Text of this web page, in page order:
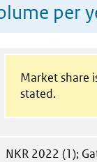
per
Market share
stated.
NKR 2022 (1);